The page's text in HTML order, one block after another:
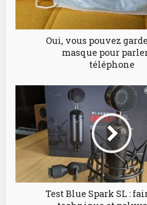
Oui, vous pouvez
masque pour
téléphone
Test Blue Spark SL :